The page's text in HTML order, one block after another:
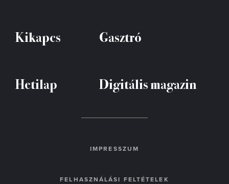
Kikapcs Gasztró
Hetilap Digitális magazin
IMPRESSZUM
FELHASZNÁLÁSI FELTÉTELEK